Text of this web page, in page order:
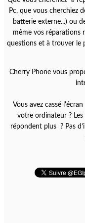
Pc, que vous cherchiez
batterie externe...) ou
même vos réparations
questions et à trouver le
Cherry Phone vous
Vous avez cassé
votre ordinateur ?
répondent plus ? Pas